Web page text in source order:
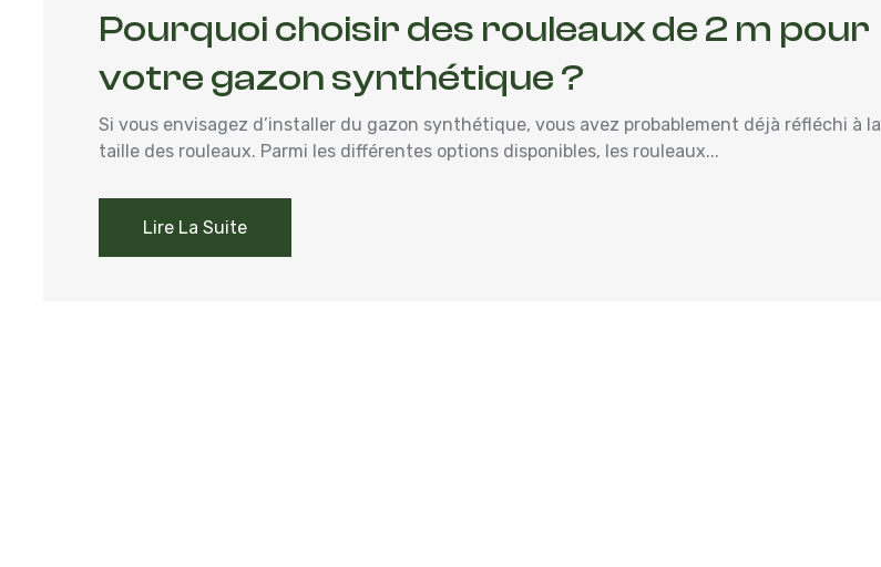
Pourquoi choisir des rouleaux de 2 m pour
votre gazon synthétique ?
Si vous envisagez d’installer du gazon synthétique, vous avez probablement déjà réfléchi à la
taille des rouleaux. Parmi les différentes options disponibles, les rouleaux...
Lire La Suite